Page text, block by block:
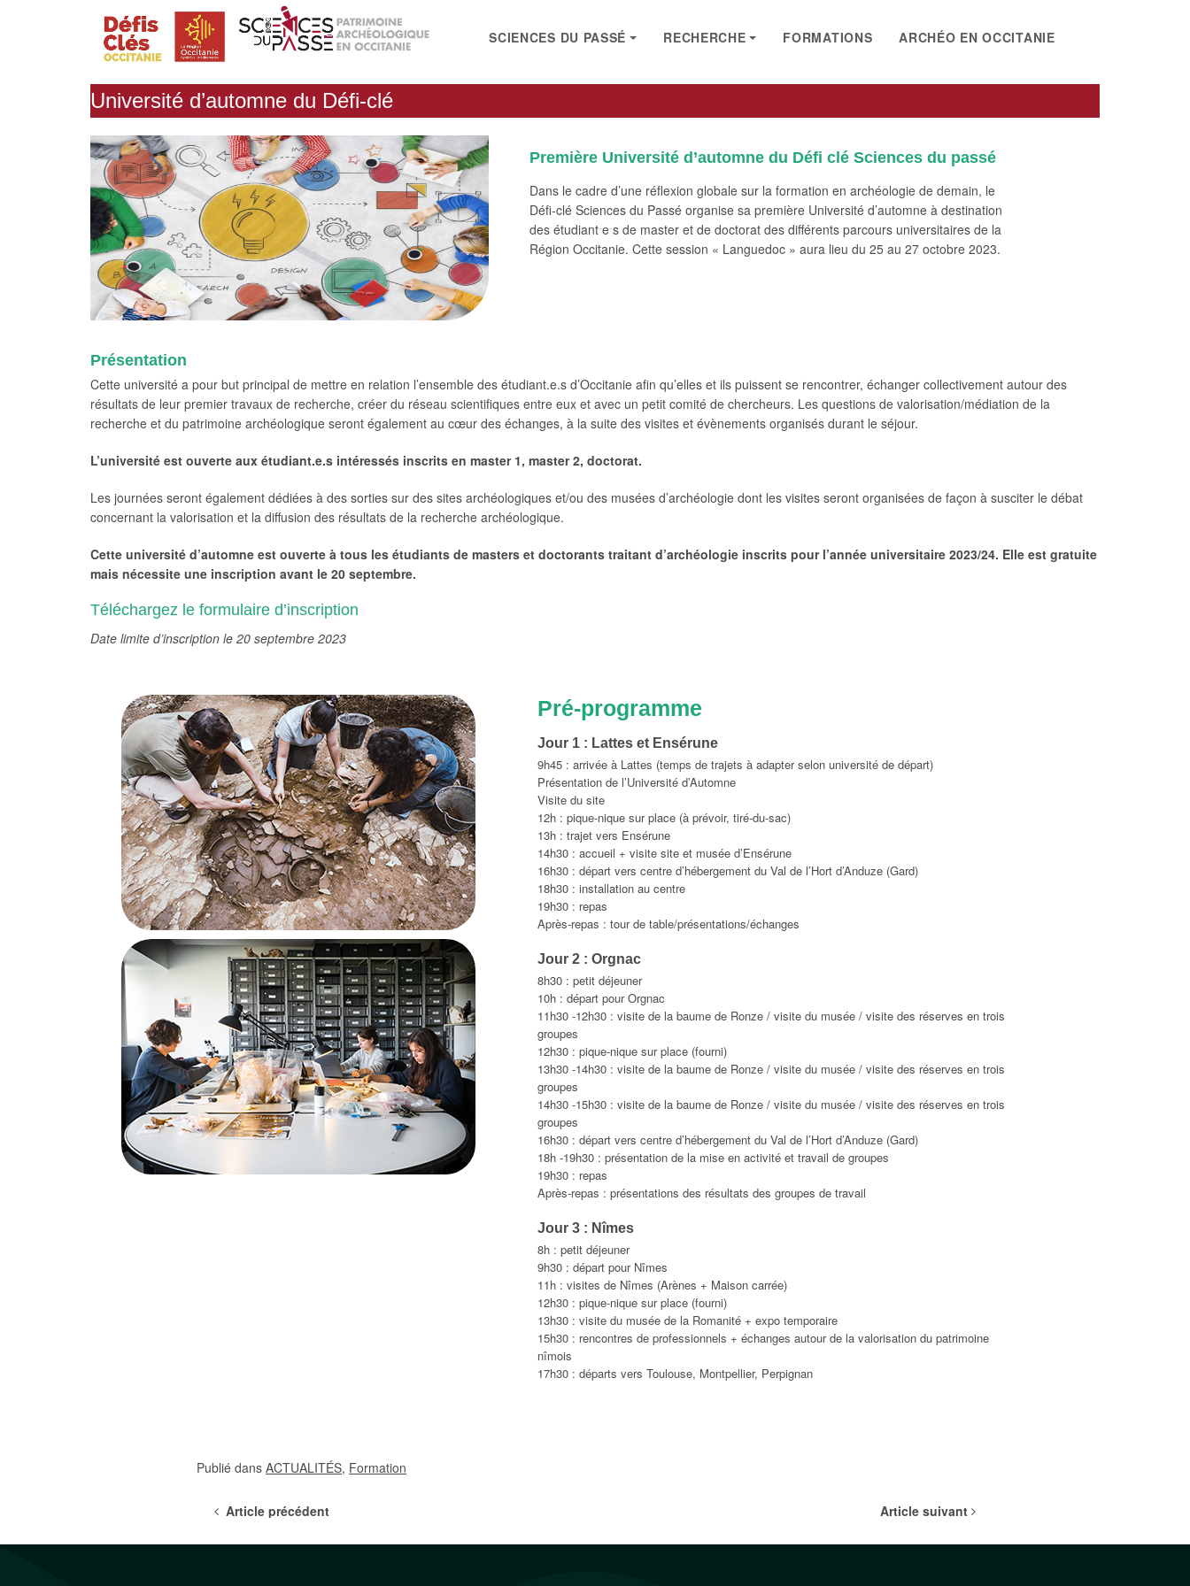
SCIENCES DU PASSÉ
RECHERCHE FORMATIONS ARCHÉO EN OCCITANIE
Université d’automne du Défi-clé
Première Université d’automne du Défi clé Sciences du passé
Dans le cadre d’une réflexion globale sur la formation en archéologie de demain, le
Défi-clé Sciences du Passé organise sa première Université d’automne à destination
des étudiantˑeˑs de master et de doctorat des différents parcours universitaires de la
Région Occitanie. Cette session « Languedoc » aura lieu du 25 au 27 octobre 2023.
Présentation
Cette université a pour but principal de mettre en relation l’ensemble des étudiant.e.s d’Occitanie afin qu’elles et ils puissent se rencontrer, échanger collectivement autour des
résultats de leur premier travaux de recherche, créer du réseau scientifiques entre eux et avec un petit comité de chercheurs. Les questions de valorisation/médiation de la
recherche et du patrimoine archéologique seront également au cœur des échanges, à la suite des visites et évènements organisés durant le séjour.
L’université est ouverte aux étudiant.e.s intéressés inscrits en master 1, master 2, doctorat.
Les journées seront également dédiées à des sorties sur des sites archéologiques et/ou des musées d’archéologie dont les visites seront organisées de façon à susciter le débat
concernant la valorisation et la diffusion des résultats de la recherche archéologique.
Cette université d’automne est ouverte à tous les étudiants de masters et doctorants traitant d’archéologie inscrits pour l’année universitaire 2023/24. Elle est gratuite
mais nécessite une inscription avant le 20 septembre.
Téléchargez le formulaire d’inscription
Date limite d’inscription le 20 septembre 2023
Pré-programme
Jour 1 : Lattes et Ensérune
9h45 : arrivée à Lattes (temps de trajets à adapter selon université de départ)
Présentation de l’Université d’Automne
Visite du site
12h : pique-nique sur place (à prévoir, tiré-du-sac)
13h : trajet vers Ensérune
14h30 : accueil + visite site et musée d’Ensérune
16h30 : départ vers centre d’hébergement du Val de l’Hort d’Anduze (Gard)
18h30 : installation au centre
19h30 : repas
Après-repas : tour de table/présentations/échanges
Jour 2 : Orgnac
8h30 : petit déjeuner
10h : départ pour Orgnac
11h30 -12h30 : visite de la baume de Ronze / visite du musée / visite des réserves en trois
groupes
12h30 : pique-nique sur place (fourni)
13h30 -14h30 : visite de la baume de Ronze / visite du musée / visite des réserves en trois
groupes
14h30 -15h30 : visite de la baume de Ronze / visite du musée / visite des réserves en trois
groupes
16h30 : départ vers centre d’hébergement du Val de l’Hort d’Anduze (Gard)
18h -19h30 : présentation de la mise en activité et travail de groupes
19h30 : repas
Après-repas : présentations des résultats des groupes de travail
Jour 3 : Nîmes
8h : petit déjeuner
9h30 : départ pour Nîmes
11h : visites de Nîmes (Arènes + Maison carrée)
12h30 : pique-nique sur place (fourni)
13h30 : visite du musée de la Romanité + expo temporaire
15h30 : rencontres de professionnels + échanges autour de la valorisation du patrimoine
nîmois
17h30 : départs vers Toulouse, Montpellier, Perpignan
Publié dans ACTUALITÉS, Formation
Post navigation
Article précédent Article suivant
Search for:
SEARCH